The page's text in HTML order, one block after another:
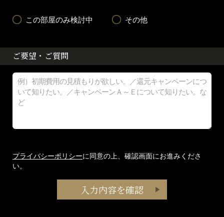
この部屋のみ検討中 その他
ご要望・ご質問
プライバシーポリシーに同意の上、確認画面にお進みくださ
い。